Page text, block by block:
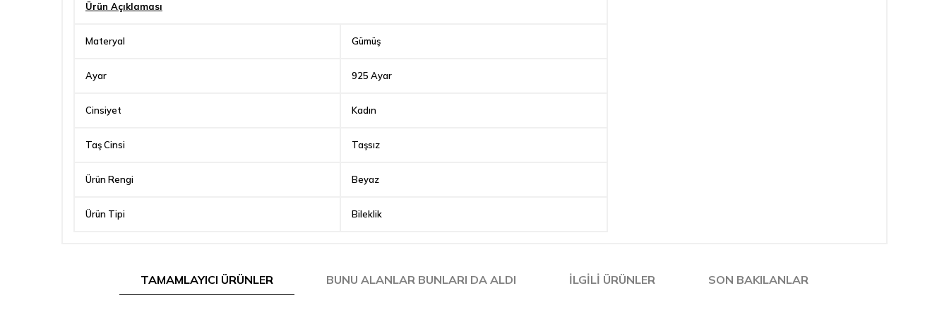
Ürün Açıklaması
Materyal Gümüş
Ayar 925 Ayar
Cinsiyet Kadın
Taş Cinsi Taşsız
Ürün Rengi Beyaz
Ürün Tipi Bileklik
TAMAMLAYICI ÜRÜNLER BUNU ALANLAR BUNLARI DA ALDI İLGILI ÜRÜNLER SON BAKILANLAR